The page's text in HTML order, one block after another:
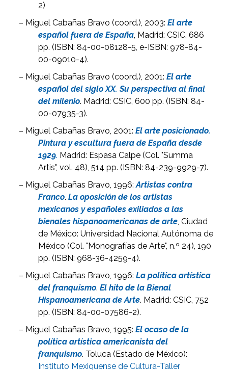
2)
– Miguel Cabañas Bravo (coord.), 2003:El arte
español fuera de España, Madrid: CSIC, 686
pp. (ISBN: 84-00-08128-5, e-ISBN: 978-84-
00-09010-4).
– Miguel Cabañas Bravo (coord.), 2001:El arte
español del siglo XX. Su perspectiva al final
del milenio. Madrid: CSIC, 600 pp. (ISBN: 84-
00-07935-3).
– Miguel Cabañas Bravo, 2001:El arte posicionado.
Pintura y escultura fuera de España desde
1929. Madrid: Espasa Calpe (Col. "Summa
Artis", vol. 48), 514 pp. (ISBN: 84-239-9929-7).
– Miguel Cabañas Bravo, 1996:Artistas contra
Franco.La oposición de los artistas
mexicanos y españoles exiliados a las
bienales hispanoamericanas de arte, Ciudad
de México: Universidad Nacional Autónoma de
México (Col. "Monografías de Arte", n.º 24), 190
pp. (ISBN: 968-36-4259-4).
– Miguel Cabañas Bravo, 1996:La política artística
del franquismo.El hito de la Bienal
Hispanoamericana de Arte. Madrid: CSIC, 752
pp. (ISBN: 84-00-07586-2).
– Miguel Cabañas Bravo, 1995:El ocaso de la
política artística americanista del
franquismo. Toluca (Estado de México):
Instituto Mexiquense de Cultura-Taller